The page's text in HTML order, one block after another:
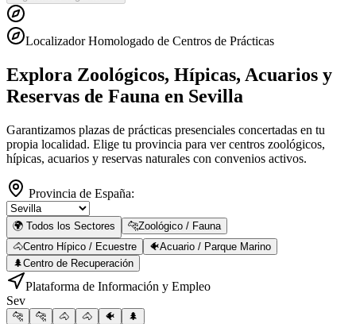
Localizador Homologado de Centros de Prácticas
Explora Zoológicos, Hípicas, Acuarios y
Reservas de Fauna en Sevilla
Garantizamos plazas de prácticas presenciales concertadas en tu
propia localidad. Elige tu provincia para ver centros zoológicos,
hípicas, acuarios y reservas naturales con convenios activos.
Provincia de España:
🌍 Todos los Sectores 🐆Zoológico / Fauna
🐴Centro Hípico / Ecuestre 🐠Acuario / Parque Marino
🌲Centro de Recuperación
Plataforma de Información y Empleo
Sev
🐆 🐆 🐴 🐴 🐠 🌲